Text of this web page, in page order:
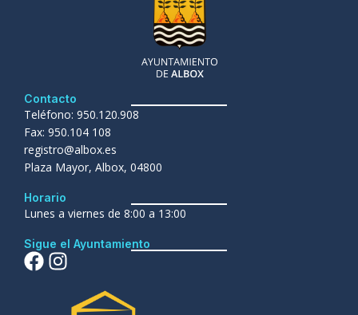
Contacto
Teléfono: 950.120.908
Fax: 950.104 108
registro@albox.es
Plaza Mayor, Albox, 04800
Horario
Lunes a viernes de 8:00 a 13:00
Sigue el Ayuntamiento